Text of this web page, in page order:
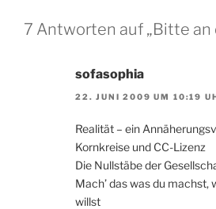
7 Antworten auf „Bitte an
sofasophia
22. JUNI 2009 UM 10:19
Realität – ein
Kornkreise und CC-Lizenz
Die Nullstäbe der
Mach’ das was du machst,
willst